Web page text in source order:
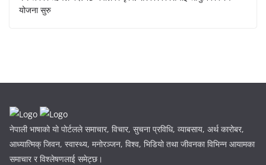
योजना सुरु
नेपाली भाषाको यो पोर्टलले समाचार, विचार, सुचना प्रविधि, व्याबसाय, अर्थ कारोबर,
आध्यात्मिक् जिवन, स्वास्थ्य, मनोरञ्जन, विश्व, भिडियो तथा जीवनका विभिन्न आयामका
समाचार र विश्लेषणलाई समेट्छ।